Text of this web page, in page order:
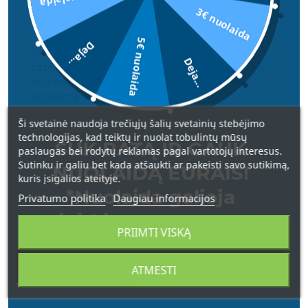
Šiurkštesnės vietos
(pėdos, alkūnės) – galima
šveisti dažniau
Svarbu atsiminti, kad per dažnas šveitimas gali
pažeisti natūralų odos barjerą, sukelti sausumą ir
dirginimą. Klausykite savo odos – jei jaučiate
dirginimą, sumažinkite šveitimo dažnį.
Namų gamybos kūno šveitikliai: ar veikia namų
priemonės?
Namų gamybos šveitikliai gali būti puiki
alternatyva komerciniams produktams – jie
ekonomiški, ekologiški ir dažnai naudojami tik
natūralūs ingredientai.
Tačiau kaip jų veiksmingumas ir sauga lyginama
su parduotuvėse įsigyjamais šveitikliais?
Namų gamybos šveitiklių privalumai
Ši svetainė naudoja trečiųjų šalių svetainių stebėjimo
technologijas, kad teiktų ir nuolat tobulintų mūsų
paslaugas bei rodytų reklamas pagal vartotojų interesus.
Sutinku ir galiu bet kada atšaukti ar pakeisti savo sutikimą,
kuris įsigalios ateityje.
Privatumo politika Daugiau informacijos
ATMESTI
PRIIMTI VISKĄ
3€ nuolaida
Deja...
5€ nuolaida
Deja...
SUK RATĄ IR GAUK
NUOLAIDĄ EURAIS!
*Nuolaida galioja
apsipirkimams nuo 49 € !